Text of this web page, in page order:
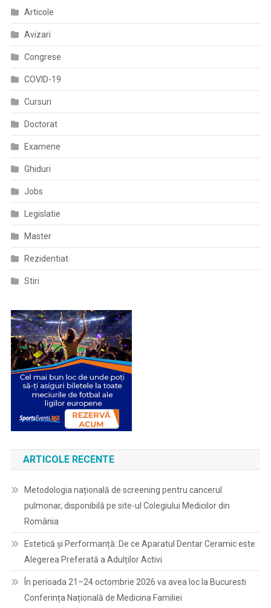
Din
Articole
Avizari
Congrese
COVID-19
Cursuri
Doctorat
Examene
Ghiduri
Jobs
Legislatie
Master
Rezidentiat
Stiri
ARTICOLE RECENTE
Metodologia națională de screening pentru cancerul
pulmonar, disponibilă pe site-ul Colegiului Medicilor din
România
Estetică și Performanță: De ce Aparatul Dentar Ceramic este
Alegerea Preferată a Adulților Activi
În perioada 21–24 octombrie 2026 va avea loc la Bucuresti
Conferința Națională de Medicina Familiei